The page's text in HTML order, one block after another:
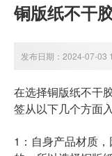
铜版纸不干
发布日期：2024-07-03
在选择铜版纸不干
签从以下几个方面
1：自身产品材质